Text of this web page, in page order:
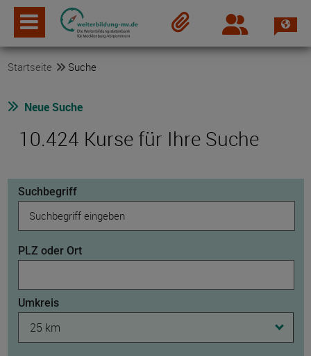
Login
Startseite Suche
Neue Suche
10.424 Kurse für Ihre Suche
Suchbegriff
PLZ oder Ort
Umkreis
25 km